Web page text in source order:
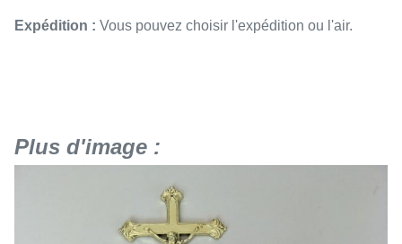
Expédition : Vous pouvez choisir l'expédition ou l'air.
Plus d'image :